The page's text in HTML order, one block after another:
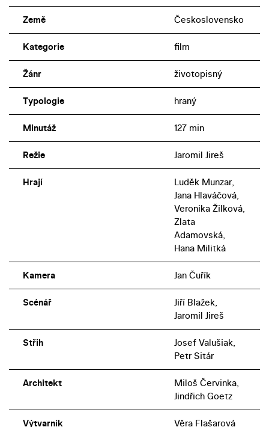
Země Československo
Kategorie film
Žánr životopisný
Typologie hraný
Minutáž 127 min
Režie Jaromil Jireš
Hrají
Luděk Munzar,
Jana Hlaváčová,
Veronika Žilková,
Zlata
Adamovská,
Hana Militká
Kamera Jan Čuřík
Scénář
Jiří Blažek,
Jaromil Jireš
Střih
Josef Valušiak,
Petr Sitár
Architekt
Miloš Červinka,
Jindřich Goetz
Výtvarník Věra Flašarová